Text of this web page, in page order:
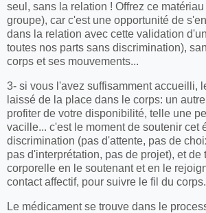
seul, sans la relation ! Offrez ce
groupe), car c'est une opportunité de
dans la relation avec cette validation
toutes nos parts sans discrimination),
corps et ses mouvements...
3- si vous l'avez suffisamment accueilli,
laissé de la place dans le corps: un
profiter de votre disponibilité, telle une
vacille... c'est le moment de soutenir cet
discrimination (pas d'attente, pas de
pas d'interprétation, pas de projet), et de
corporelle en le soutenant et en le
contact affectif, pour suivre le fil du
Le médicament se trouve dans le